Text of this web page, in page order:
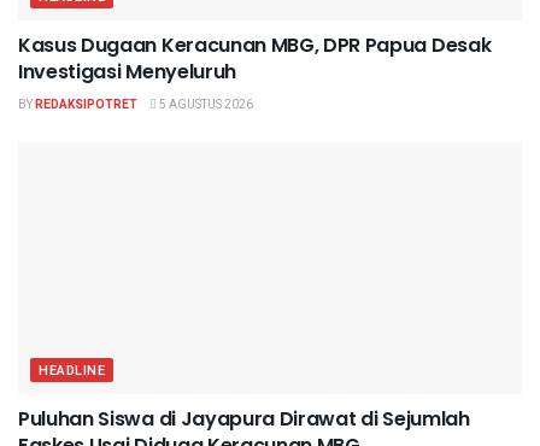
Kasus Dugaan Keracunan MBG, DPR Papua Desak
Investigasi Menyeluruh
BYREDAKSIPOTRET 5 AGUSTUS 2026
HEADLINE
Puluhan Siswa di Jayapura Dirawat di Sejumlah